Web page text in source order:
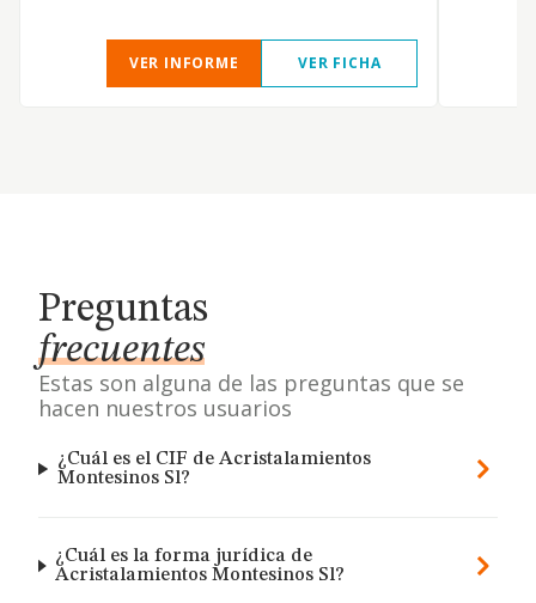
VER INFORME VER FICHA
Preguntas
frecuentes
Estas son alguna de las preguntas que se
hacen nuestros usuarios
¿Cuál es el CIF de Acristalamientos
Montesinos Sl?
¿Cuál es la forma jurídica de
Acristalamientos Montesinos Sl?